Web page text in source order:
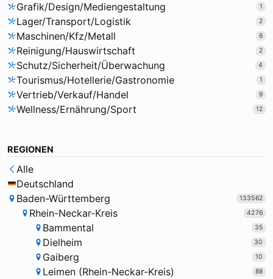
Grafik/Design/Mediengestaltung 1
Lager/Transport/Logistik 2
Maschinen/Kfz/Metall 6
Reinigung/Hauswirtschaft 2
Schutz/Sicherheit/Überwachung 4
Tourismus/Hotellerie/Gastronomie 1
Vertrieb/Verkauf/Handel 9
Wellness/Ernährung/Sport 12
REGIONEN
Alle
Deutschland
Baden-Württemberg
133562
Rhein-Neckar-Kreis 4276
Bammental 35
Dielheim 30
Gaiberg 10
Leimen (Rhein-Neckar-Kreis) 88